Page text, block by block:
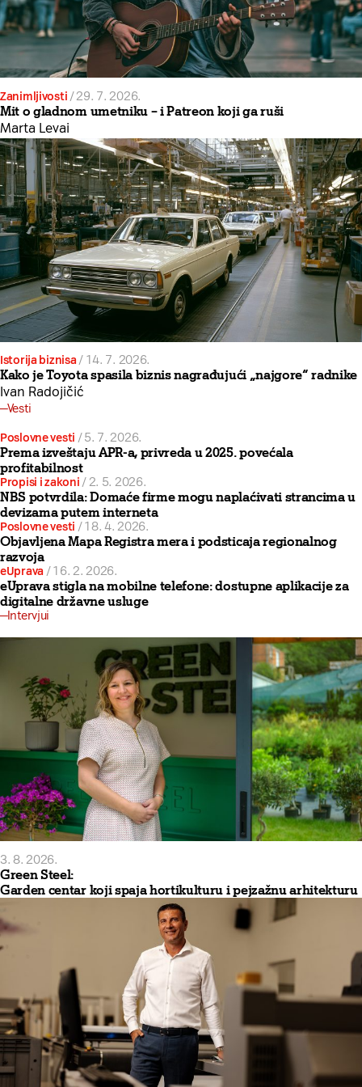
Zanimljivosti /29. 7. 2026.
Mit o gladnom umetniku – i Patreon koji ga ruši
Marta Levai
Istorija biznisa / 14. 7. 2026.
Kako je Toyota spasila biznis nagrađujući „najgore“ radnike
Ivan Radojičić
Vesti
Poslovne vesti /5. 7. 2026.
Prema izveštaju APR-a, privreda u 2025. povećala
profitabilnost
Propisi i zakoni / 2. 5. 2026.
NBS potvrdila: Domaće firme mogu naplaćivati strancima u
devizama putem interneta
Poslovne vesti /18. 4. 2026.
Objavljena Mapa Registra mera i podsticaja regionalnog
razvoja
eUprava /16. 2. 2026.
eUprava stigla na mobilne telefone: dostupne aplikacije za
digitalne državne usluge
Intervjui
3. 8. 2026.
Green Steel:
Garden centar koji spaja hortikulturu i pejzažnu arhitekturu